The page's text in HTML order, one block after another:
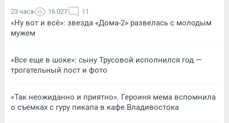
23 часа 16 027 11
«Ну вот и всё»: звезда «Дома-2» развелась с молодым
мужем
«Все еще в шоке»: сыну Трусовой исполнился год —
трогательный пост и фото
«Так неожиданно и приятно». Героиня мема вспомнила
о съемках с гуру пикапа в кафе Владивостока